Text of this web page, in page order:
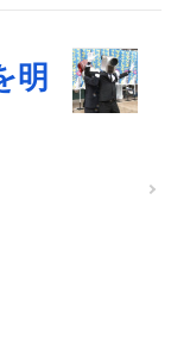
明